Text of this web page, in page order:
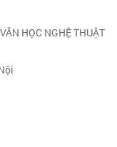
HỌC NGHỆ THUẬT